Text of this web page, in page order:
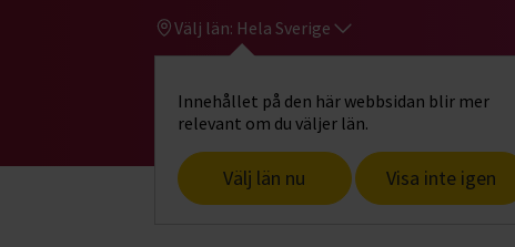
Välj län: Hela Sverige
Innehållet på den här webbsidan blir mer
relevant om du väljer län.
Välj län nu Visa inte igen
Gå till studiefrämjandets startsida
Start Hitta intresse Hund & husdjur